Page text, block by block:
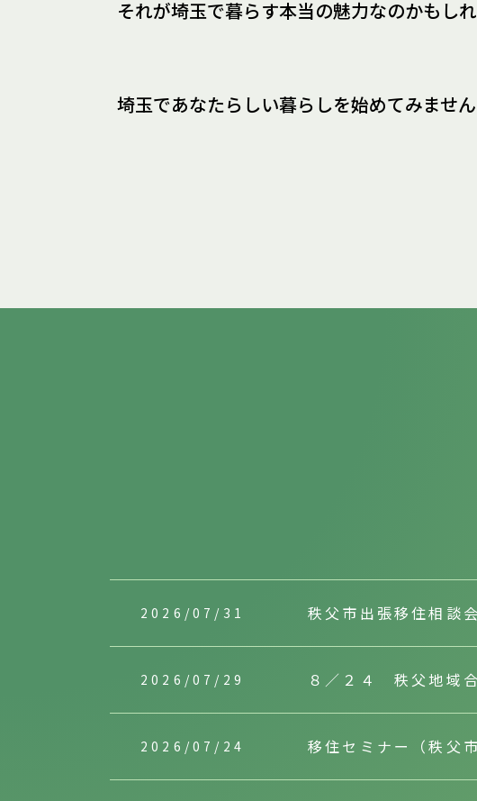
それが埼玉で暮らす本当の魅力なのかもしれ
埼玉であなたらしい暮らしを始めてみませ
2026/07/31 秩父市出張移住相談
2026/07/29 ８／２４ 秩父地域
2026/07/24 移住セミナー（秩父